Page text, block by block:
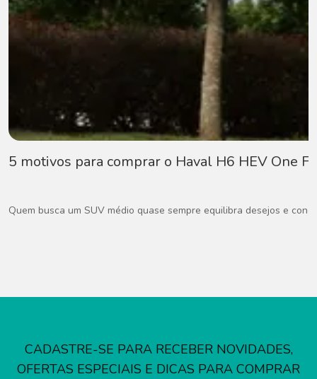
5 motivos para comprar o Haval H6 HEV One
Quem busca um SUV médio quase sempre equilibra desejos e
CADASTRE-SE PARA RECEBER NOVIDADES,
OFERTAS ESPECIAIS E DICAS PARA COMPRAR